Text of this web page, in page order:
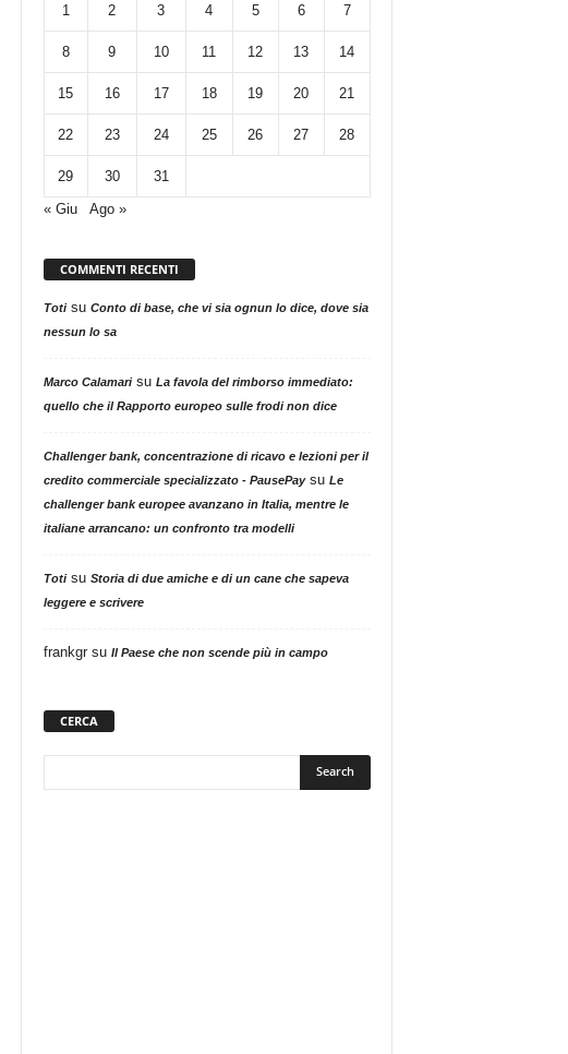
1 2 3 4 5 6 7
8 9 10 11 12 13 14
15 16 17 18 19 20 21
22 23 24 25 26 27 28
29 30
31
« Giu
Ago »
COMMENTI RECENTI
Totisu Conto di base, che vi sia ognun lo dice, dove sia
nessun lo sa
Marco Calamarisu La favola del rimborso immediato:
quello che il Rapporto europeo sulle frodi non dice
Challenger bank, concentrazione di ricavo e lezioni per il
credito commerciale specializzato - PausePaysu Le
challenger bank europee avanzano in Italia, mentre le
italiane arrancano: un confronto tra modelli
Totisu Storia di due amiche e di un cane che sapeva
leggere e scrivere
frankgrsu Il Paese che non scende più in campo
CERCA